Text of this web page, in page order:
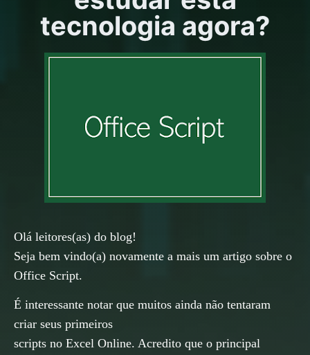
tecnologia agora?
Olá leitores(as) do blog!
Seja bem vindo(a) novamente a mais um artigo sobre o
Office Script.
É interessante notar que muitos ainda não tentaram
criar seus primeiros
scripts no Excel Online. Acredito que o principal